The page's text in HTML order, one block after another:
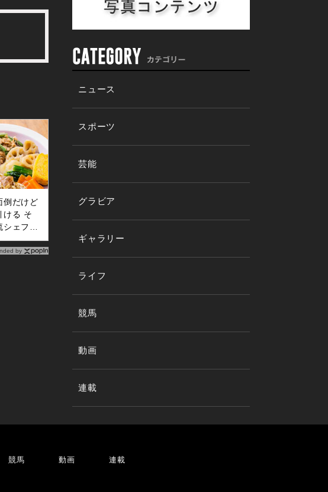
倒だけど
ける そ
シェフの
！
by
ニュース
スポーツ
芸能
グラビア
ギャラリー
ライフ
競馬
動画
連載
競馬 動画 連載